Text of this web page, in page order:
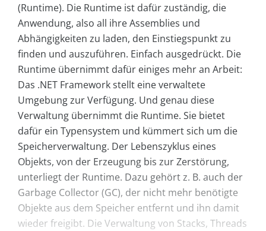
(Runtime). Die Runtime ist dafür zuständig, die
Anwendung, also all ihre Assemblies und
Abhängigkeiten zu laden, den Einstiegspunkt zu
finden und auszuführen. Einfach ausgedrückt. Die
Runtime übernimmt dafür einiges mehr an Arbeit:
Das .NET Framework stellt eine verwaltete
Umgebung zur Verfügung. Und genau diese
Verwaltung übernimmt die Runtime. Sie bietet
dafür ein Typensystem und kümmert sich um die
Speicherverwaltung. Der Lebenszyklus eines
Objekts, von der Erzeugung bis zur Zerstörung,
unterliegt der Runtime. Dazu gehört z. B. auch der
Garbage Collector (GC), der nicht mehr benötigte
Objekte aus dem Speicher entfernt und ihn damit
wieder freigibt. Die Verwaltung von Stacks, Threads